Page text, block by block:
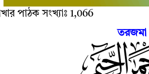
পাঠক সংখ্যাঃ 1,066
তরজমা